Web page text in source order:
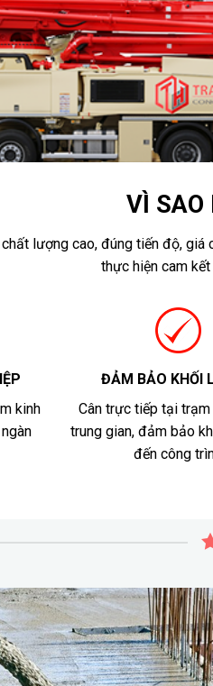
VÌ SAO
lượng cao, đúng tiến độ,
thực hiện cam
kinh
ĐẢM BẢO KHỐI
Cân trực tiếp tại trạm
trung gian, đảm bảo
đến công